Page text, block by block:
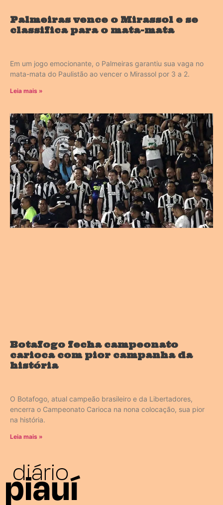
Palmeiras vence o Mirassol e se
classifica para o mata-mata
Em um jogo emocionante, o Palmeiras garantiu sua vaga no
mata-mata do Paulistão ao vencer o Mirassol por 3 a 2.
Leia mais »
Botafogo fecha campeonato
carioca com pior campanha da
história
O Botafogo, atual campeão brasileiro e da Libertadores,
encerra o Campeonato Carioca na nona colocação, sua pior
na história.
Leia mais »